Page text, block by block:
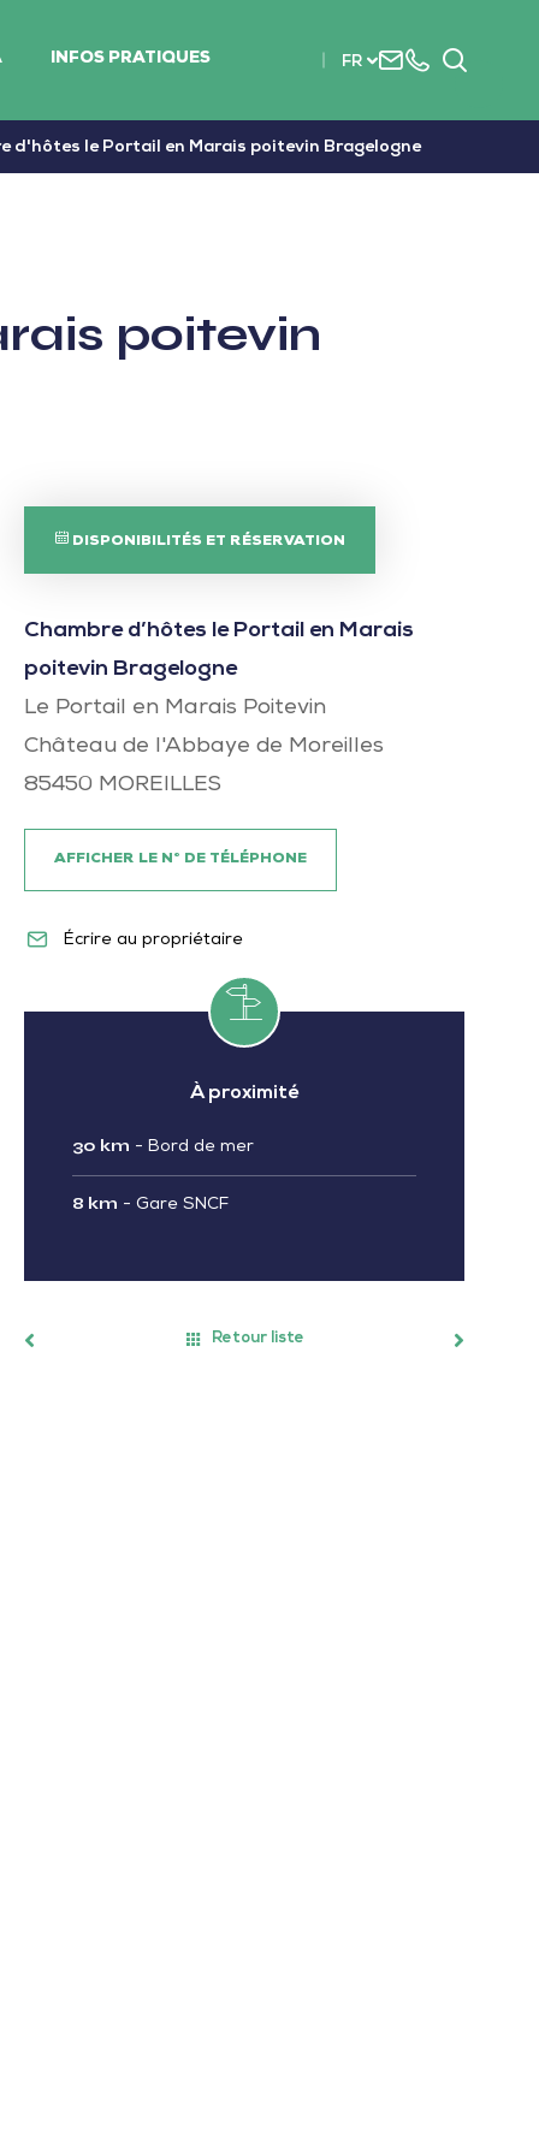
INFOS PRATIQUES FR
Nous+33
56
d'hôtes le Portail en Marais poitevin Bragelogne
poitevin
DISPONIBILITÉS ET RÉSERVATION
Chambre d’hôtes le Portail en Marais
poitevin Bragelogne
Le Portail en Marais Poitevin
Château de l'Abbaye de Moreilles
85450 MOREILLES
AFFICHER LE N° DE TÉLÉPHONE
Écrire au propriétaire
À proximité
30 km - Bord de mer
8 km - Gare SNCF
Retour liste